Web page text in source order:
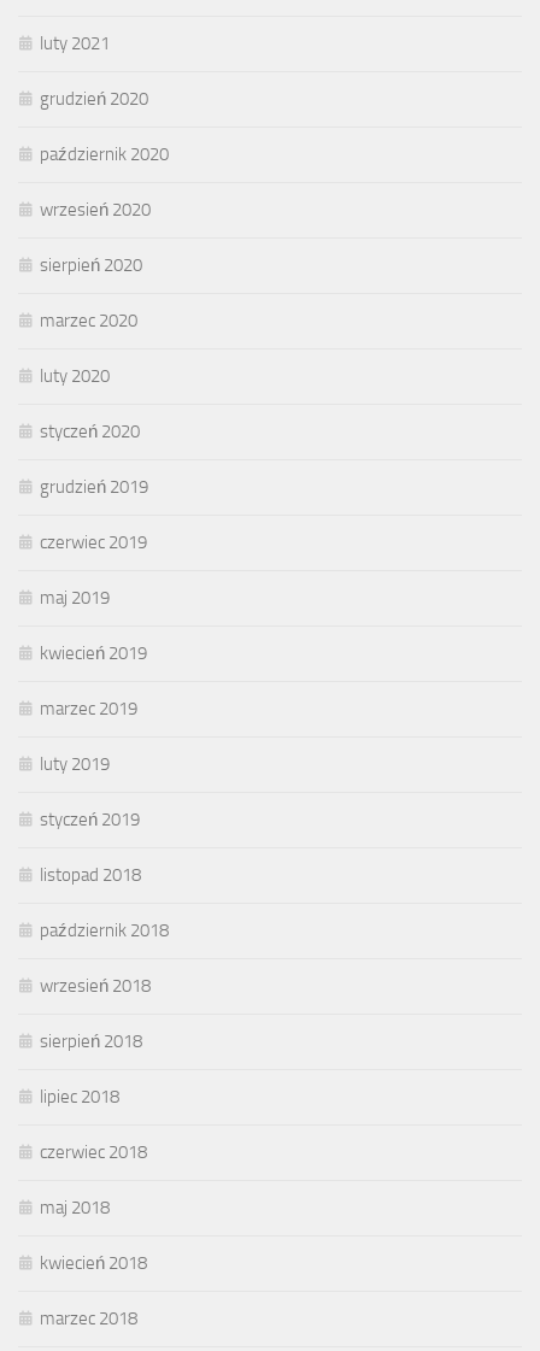
luty 2021
grudzień 2020
październik 2020
wrzesień 2020
sierpień 2020
marzec 2020
luty 2020
styczeń 2020
grudzień 2019
czerwiec 2019
maj 2019
kwiecień 2019
marzec 2019
luty 2019
styczeń 2019
listopad 2018
październik 2018
wrzesień 2018
sierpień 2018
lipiec 2018
czerwiec 2018
maj 2018
kwiecień 2018
marzec 2018